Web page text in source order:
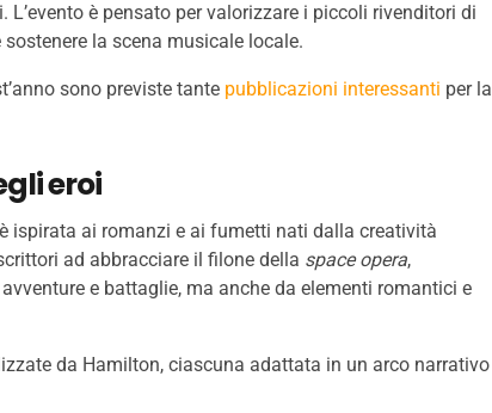
è pensato per valorizzare i piccoli rivenditori di
la scena musicale locale.
sono previste tante pubblicazioni interessanti per la
eroi
ispirata ai romanzi e ai fumetti nati dalla creatività
ad abbracciare il filone della space opera,
e battaglie, ma anche da elementi romantici e
da Hamilton, ciascuna adattata in un arco narrativo